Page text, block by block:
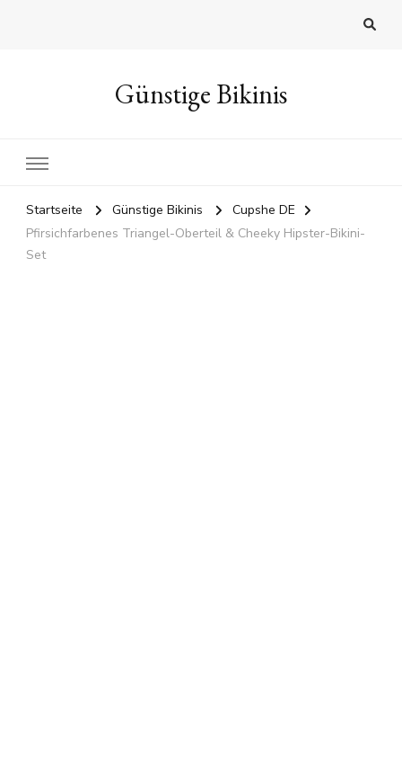
Günstige Bikinis
Startseite Günstige Bikinis
Cupshe DE
Pfirsichfarbenes Triangel-Oberteil & Cheeky Hipster-Bikini-
Set